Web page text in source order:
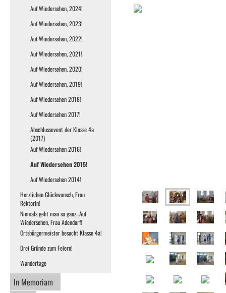
Auf Wiedersehen, 2024!
Auf Wiedersehen, 2023!
Auf Wiedersehen, 2022!
Auf Wiedersehen, 2021!
Auf Wiedersehen, 2020!
Auf Wiedersehen, 2019!
Auf Wiedersehen 2018!
Auf Wiedersehen 2017!
Abschlussevent der Klasse 4a
(2017)
Auf Wiedersehen 2016!
Auf Wiedersehen 2015!
Auf Wiedersehen 2014!
Herzlichen Glückwunsch, Frau
Rektorin!
Niemals geht man so ganz...Auf
Wiedersehen, Frau Adendorf!
Ortsbürgermeister besucht Klasse 4a!
Drei Gründe zum Feiern!
Wandertage
In Memoriam